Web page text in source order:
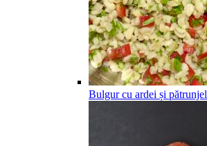
Bulgur cu ardei și pătrunjel